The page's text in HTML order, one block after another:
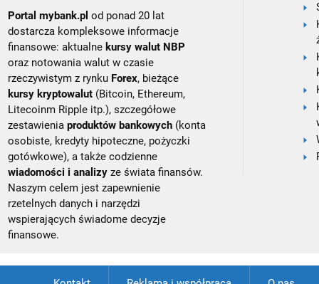
Portal mybank.pl od ponad 20 lat
dostarcza kompleksowe informacje
finansowe: aktualne kursy walut NBP
oraz notowania walut w czasie
rzeczywistym z rynku Forex, bieżące
kursy kryptowalut (Bitcoin, Ethereum,
Litecoinm Ripple itp.), szczegółowe
zestawieniaproduktów bankowych (konta
osobiste, kredyty hipoteczne, pożyczki
gotówkowe), a także codzienne
wiadomości i analizy ze świata finansów.
Naszym celem jest zapewnienie
rzetelnych danych i narzędzi
wspierających świadome decyzje
finansowe.